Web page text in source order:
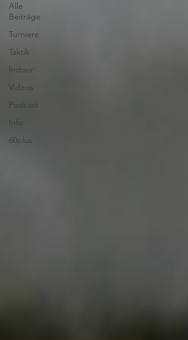
Alle
Beiträge
Turniere
Taktik
Indoor
Videos
Podcast
Info
60plus